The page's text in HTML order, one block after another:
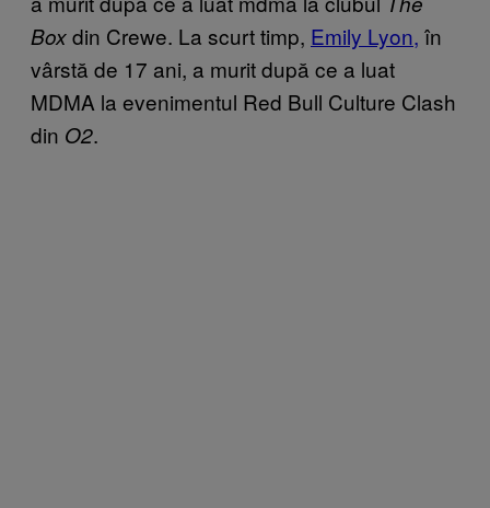
Boxdin Crewe. La scurt timp, Emily Lyon, în
vârstă de 17 ani, a murit după ce a luat
MDMA la evenimentul Red Bull Culture Clash
din O2.